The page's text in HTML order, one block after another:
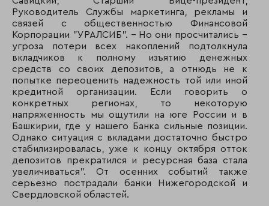
125 88 Банк Российский
126 104 Банк НФК
127 100 «Айсиайсиай Банк
128 140 Городской
129 148 КБ Кубань кредит
130 145 АКБ «Экспресс-
131 222 М2М прайвет банк
132 161
Азиатско-
банк
Руководитель Службы маркетинга, рекламы и
связей с общественностью Финансовой
Корпорации "УРАЛСИБ". - Но они просчитались –
угроза потери всех накоплений подтолкнула
вкладчиков к полному изъятию денежных
средств со своих депозитов, а отнюдь не к
попытке переоценить надежность той или иной
кредитной организации. Если говорить о
конкретных регионах, то некоторую
напряженность мы ощутили на юге России и в
Башкирии, где у нашего Банка сильные позиции.
Однако ситуация с вкладами достаточно быстро
стабилизировалась, уже к концу октября отток
депозитов прекратился и ресурсная база стала
увеличиваться". От осенних событий также
серьезно пострадали банки Нижегородской и
Свердловской областей.